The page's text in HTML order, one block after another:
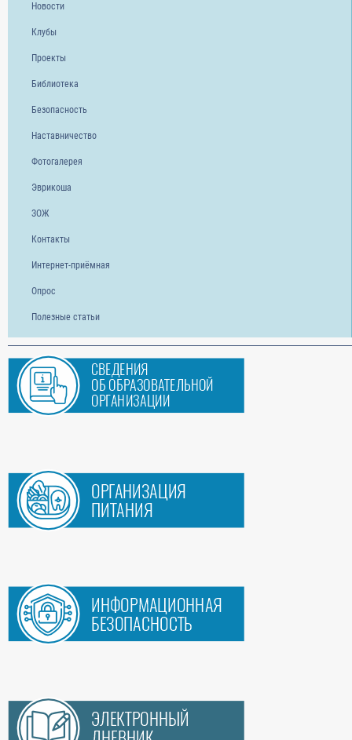
Новости
Клубы
Проекты
Библиотека
Безопасность
Наставничество
Фотогалерея
Эврикоша
ЗОЖ
Контакты
Интернет-приёмная
Опрос
Полезные статьи